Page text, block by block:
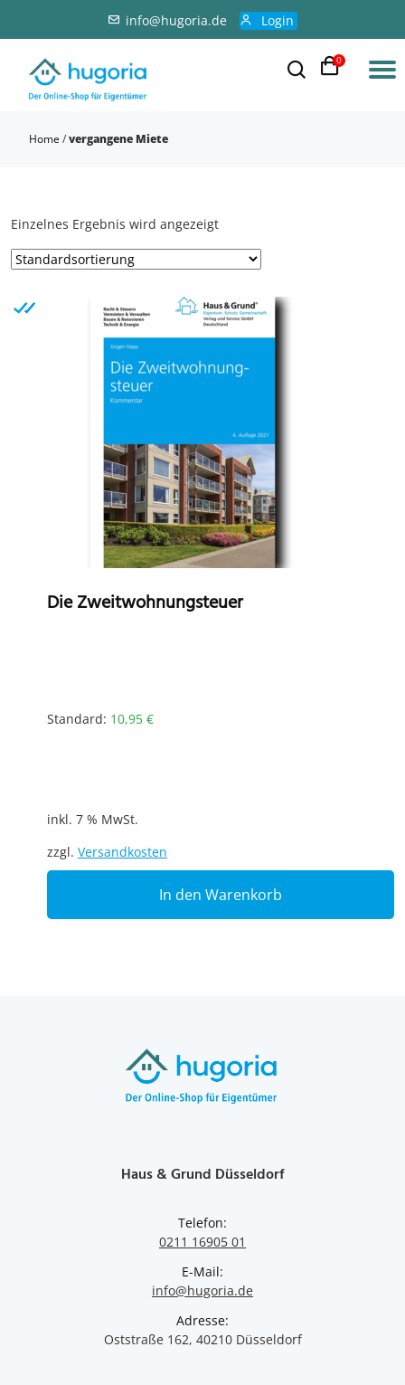
info@hugoria.de Login
0
Home /vergangene Miete
Einzelnes Ergebnis wird angezeigt
Die Zweitwohnungsteuer
Standard: 10,95 €
inkl. 7 % MwSt.
zzgl. Versandkosten
In den Warenkorb
Haus & Grund Düsseldorf
Telefon:
0211 16905 01
E-Mail:
info@hugoria.de
Adresse:
Oststraße 162, 40210 Düsseldorf